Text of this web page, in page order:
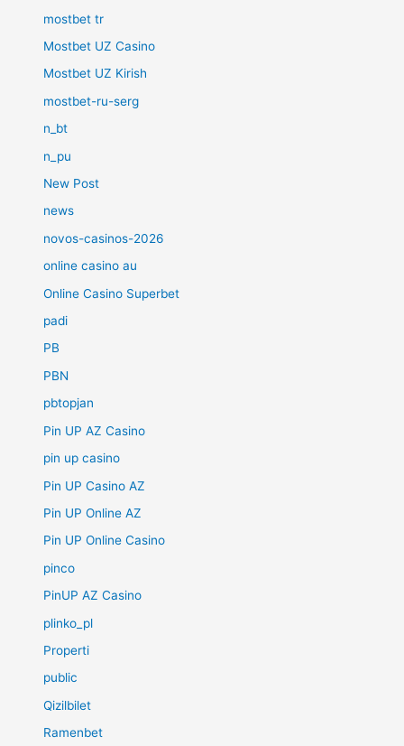
mostbet tr
Mostbet UZ Casino
Mostbet UZ Kirish
mostbet-ru-serg
n_bt
n_pu
New Post
news
novos-casinos-2026
online casino au
Online Casino Superbet
padi
PB
PBN
pbtopjan
Pin UP AZ Casino
pin up casino
Pin UP Casino AZ
Pin UP Online AZ
Pin UP Online Casino
pinco
PinUP AZ Casino
plinko_pl
Properti
public
Qizilbilet
Ramenbet